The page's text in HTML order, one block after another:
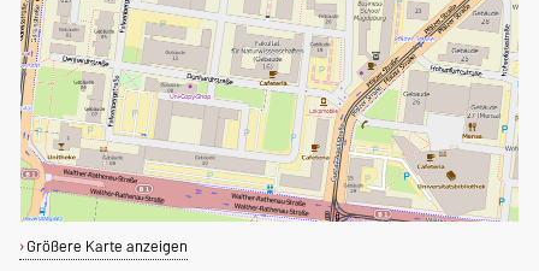
Größere Karte anzeigen